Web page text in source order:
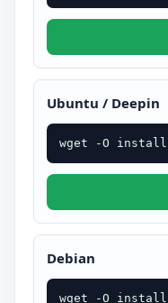
Ubuntu / Deepin
wget -O
Debian
wget -O